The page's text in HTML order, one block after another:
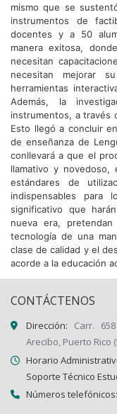
mismo que se
instrumentos de
docentes y a 50
manera exitosa,
necesitan
necesitan mejorar
herramientas
Además, la
instrumentos, a través
Esto llegó a concluir
de enseñanza de
conllevará a que el
llamativo y
estándares de
indispensables para
significativo que
nueva era,
tecnología de una
clase de calidad y el
acorde a la educación
CONTÁCTENOS
Dirección: Carr.
Arecibo, Puerto Rico
Horario
Soporte Técnico
Números telefónicos: